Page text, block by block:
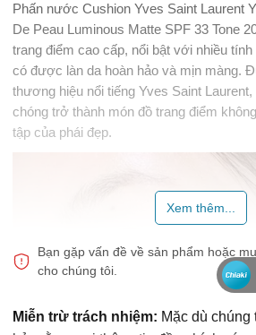
Phấn nước Cushion Yves Saint Laurent
De Peau Luminous Matte SPF 33 Tone
trang điểm cao cấp, nổi bật với nhiều
có được làn da hoàn hảo và mịn màng.
thương hiệu nổi tiếng Yves Saint
chóng trở thành món đồ trang điểm
tập của phái đẹp.
Xem thêm...
Bạn gặp vấn đề về sản phẩm hoặc
cho chúng tôi.
Miễn trừ trách nhiệm: Mặc dù chúng